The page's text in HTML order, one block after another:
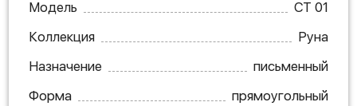
Модель
СТ 01
Коллекция
Руна
Назначение
письменный
Форма
прямоугольный